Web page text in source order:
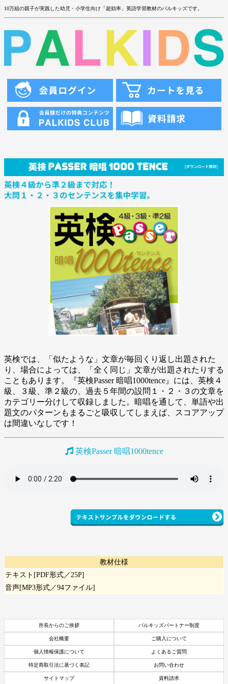
10万組の親子が実践した幼児・小学生向け「超効率」英語学習教材のパルキッズです。
英検では、「似たような」文章が毎回くり返し出題された
り、場合によっては、「全く同じ」文章が出題されたりする
こともあります。『英検Passer 暗唱1000tence』には、英検４
級、３級、準２級の、過去５年間の設問１・２・３の文章を
カテゴリー分けして収録しました。暗唱を通して、単語や出
題文のパターンもまるごと吸収してしまえば、スコアアップ
は間違いなしです！
英検Passer 暗唱1000tence
教材仕様
テキスト[PDF形式／25P]
音声[MP3形式／94ファイル]
所長からのご挨拶 パルキッズパートナー制度
会社概要 ご購入について
個人情報保護について よくあるご質問
特定商取引法に基づく表記 お問い合わせ
サイトマップ 資料請求